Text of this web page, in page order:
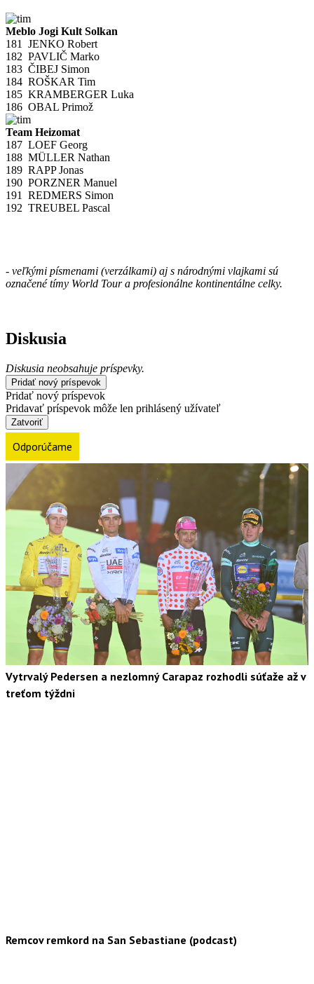
Meblo Jogi Kult Solkan
181
JENKO Robert
182 PAVLIČ Marko
183 ČIBEJ Simon
184 ROŠKAR Tim
185 KRAMBERGER Luka
186 OBAL Primož
Team Heizomat
187 LOEF Georg
188 MÜLLER Nathan
189 RAPP Jonas
190 PORZNER Manuel
191
REDMERS Simon
192 TREUBEL Pascal
- veľkými písmenami (verzálkami) aj s národnými vlajkami sú
označené tímy World Tour a profesionálne kontinentálne celky.
Diskusia
Diskusia neobsahuje príspevky.
Pridať nový príspevok
Pridať nový príspevok
Pridavať príspevok môže len prihlásený užívateľ
Zatvoriť
Odporúčame
Vytrvalý Pedersen a nezlomný Carapaz rozhodli súťaže až v
treťom týždni
Remcov remkord na San Sebastiane (podcast)